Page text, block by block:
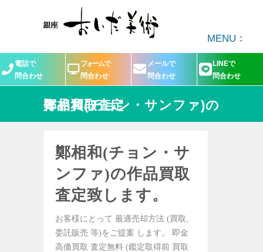
MENU
電話で
問合わせ
フォームで
問合わせ
メールで
問合わせ
LINEで
問合わせ
鄭相和(チョン・サンファ)の作品買取査定
鄭相和(チョン・サ
ンファ)の作品買取
査定致します。
お客様にとって 最適売却方法 (買取、
委託販売 等)をご提案 します。 即金
高価買取 査定無料 (鑑定取得前 買取